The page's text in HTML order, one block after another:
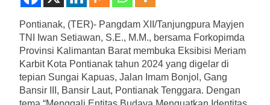
Pontianak, (TER)- Pangdam XII/Tanjungpura Mayjen
TNI Iwan Setiawan, S.E., M.M., bersama Forkopimda
Provinsi Kalimantan Barat membuka Eksibisi Meriam
Karbit Kota Pontianak tahun 2024 yang digelar di
tepian Sungai Kapuas, Jalan Imam Bonjol, Gang
Bansir III, Bansir Laut, Pontianak Tenggara. Dengan